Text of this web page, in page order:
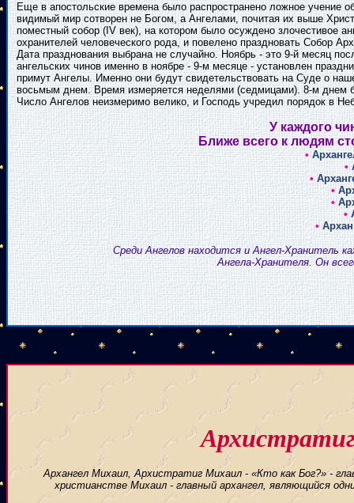
Еще в апостольские времена было распространено ложное учение
видимый мир сотворен не Богом, а Ангелами, почитая их выше
поместный собор (IV век), на котором было осуждено злочестивое
охранителей человеческого рода, и повелено праздновать Собор
Дата празднования выбрана не случайно. Ноябрь - это 9-й месяц
ангельских чинов именно в ноябре - 9-м месяце - установлен
примут Ангелы. Именно они будут свидетельствовать на Суде о
восьмым днем. Время измеряется неделями (седмицами). 8-м днем
Число Ангелов неизмеримо велико, и Господь учредил порядок в
У каждого
Ближе всего к людям
•
•
•
•
•
•
•
Среди Ангелов находится и Ангел-Хранитель
Ангела-Хранителя. Он
Архангел Михаил, Архистратиг Михаил - «Кто как Бог?» -
христианстве Михаил - главный архангел, являющийся